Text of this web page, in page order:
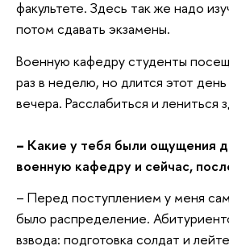
факультете. Здесь так же надо
потом сдавать экзамены.
Военную кафедру студенты
раз в неделю, но длится этот
вечера. Расслабиться и лениться
– Какие у тебя были ощущения
военную кафедру и сейчас,
– Перед поступлением у меня
было распределение.
взвода: подготовка солдат и